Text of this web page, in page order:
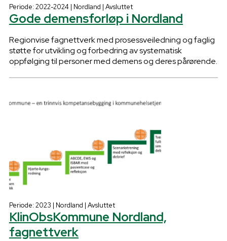
Periode: 2022-2024 | Nordland | Avsluttet
Gode demensforløp i Nordland
Regionvise fagnettverk med prosessveiledning og faglig
støtte for utvikling og forbedring av systematisk
oppfølging til personer med demens og deres pårørende.
Periode: 2023 | Nordland | Avsluttet
KlinObsKommune Nordland,
fagnettverk